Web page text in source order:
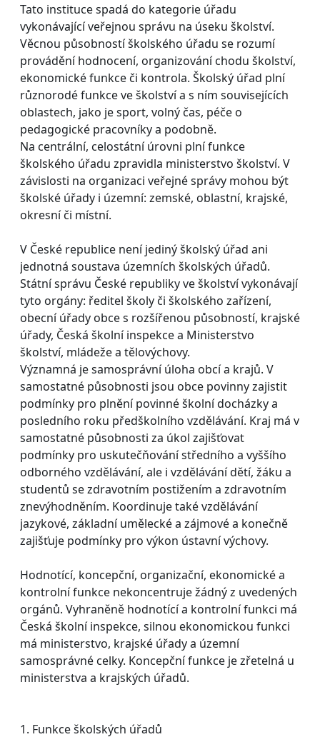
Tato instituce spadá do kategorie úřadu
vykonávající veřejnou správu na úseku školství.
Věcnou působností školského úřadu se rozumí
provádění hodnocení, organizování chodu školství,
ekonomické funkce či kontrola. Školský úřad plní
různorodé funkce ve školství a s ním souvisejících
oblastech, jako je sport, volný čas, péče o
pedagogické pracovníky a podobně.
Na centrální, celostátní úrovni plní funkce
školského úřadu zpravidla ministerstvo školství. V
závislosti na organizaci veřejné správy mohou být
školské úřady i územní: zemské, oblastní, krajské,
okresní či místní.
V České republice není jediný školský úřad ani
jednotná soustava územních školských úřadů.
Státní správu České republiky ve školství vykonávají
tyto orgány: ředitel školy či školského zařízení,
obecní úřady obce s rozšířenou působností, krajské
úřady, Česká školní inspekce a Ministerstvo
školství, mládeže a tělovýchovy.
Významná je samosprávní úloha obcí a krajů. V
samostatné působnosti jsou obce povinny zajistit
podmínky pro plnění povinné školní docházky a
posledního roku předškolního vzdělávání. Kraj má v
samostatné působnosti za úkol zajišťovat
podmínky pro uskutečňování středního a vyššího
odborného vzdělávání, ale i vzdělávání dětí, žáku a
studentů se zdravotním postižením a zdravotním
znevýhodněním. Koordinuje také vzdělávání
jazykové, základní umělecké a zájmové a konečně
zajišťuje podmínky pro výkon ústavní výchovy.
Hodnotící, koncepční, organizační, ekonomické a
kontrolní funkce nekoncentruje žádný z uvedených
orgánů. Vyhraněně hodnotící a kontrolní funkci má
Česká školní inspekce, silnou ekonomickou funkci
má ministerstvo, krajské úřady a územní
samosprávné celky. Koncepční funkce je zřetelná u
ministerstva a krajských úřadů.
1. Funkce školských úřadů